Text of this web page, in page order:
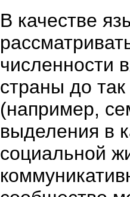
В качестве
численности
страны до
(например,
выделения в
социальной